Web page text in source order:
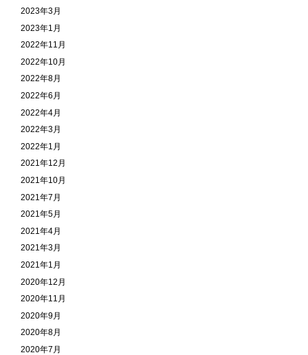
2023年3月
2023年1月
2022年11月
2022年10月
2022年8月
2022年6月
2022年4月
2022年3月
2022年1月
2021年12月
2021年10月
2021年7月
2021年5月
2021年4月
2021年3月
2021年1月
2020年12月
2020年11月
2020年9月
2020年8月
2020年7月